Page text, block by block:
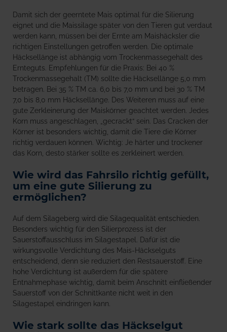
Damit sich der geerntete Mais optimal für die Silierung
eignet und die Maissilage später von den Tieren gut verdaut
werden kann, müssen bei der Ernte am Maishäcksler die
richtigen Einstellungen getroffen werden. Die optimale
Häcksellänge ist abhängig vom Trockenmassegehalt des
Ernteguts. Empfehlungen für die Praxis: Bei 40 %
Trockenmassegehalt (TM) sollte die Häcksellänge 5,0 mm
betragen. Bei 35 % TM ca. 6,0 bis 7,0 mm und bei 30 % TM
7,0 bis 8,0 mm Häcksellänge. Des Weiteren muss auf eine
gute Zerkleinerung der Maiskörner geachtet werden. Jedes
Korn muss angeschlagen, „gecrackt“ sein. Das Cracken der
Körner ist besonders wichtig, damit die Tiere die Körner
richtig verdauen können. Wichtig: Je härter und trockener
das Korn, desto stärker sollte es zerkleinert werden.
Wie wird das Fahrsilo richtig gefüllt,
um eine gute Silierung zu
ermöglichen?
Auf dem Silageberg wird die Silagequalität entschieden.
Besonders wichtig für den Silierprozess ist der
Sauerstoffausschluss im Silagestapel. Dafür ist die
wirkungsvolle Verdichtung des Mais-Häckselguts
entscheidend, denn sie reduziert den Restsauerstoff. Eine
hohe Verdichtung ist außerdem für die spätere
Entnahmephase wichtig, damit beim Anschnitt einfließender
Sauerstoff von der Schnittkante nicht weit in den
Silagestapel eindringen kann.
Wie stark sollte das Häckselgut